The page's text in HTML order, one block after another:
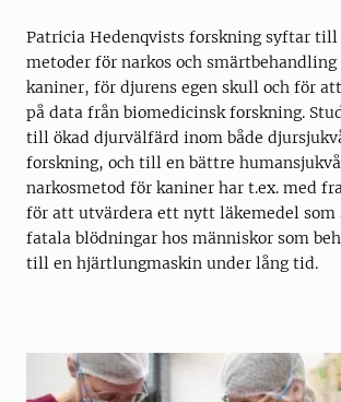
Patricia Hedenqvists forskning syftar
metoder för narkos och smärtbehandling
kaniner, för djurens egen skull och för
på data från biomedicinsk forskning.
till ökad djurvälfärd inom både
forskning, och till en bättre
narkosmetod för kaniner har t.ex. med
för att utvärdera ett nytt läkemedel som
fatala blödningar hos människor som
till en hjärtlungmaskin under lång tid.